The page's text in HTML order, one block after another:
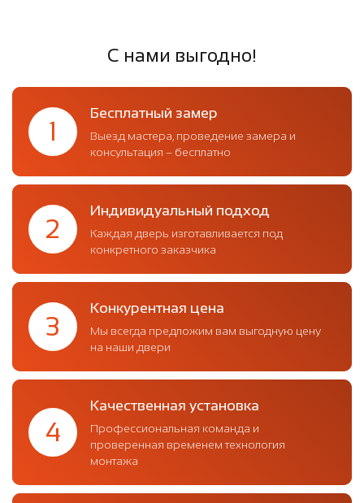
С нами выгодно!
1
Бесплатный замер
Выезд мастера, проведение замера и
консультация – бесплатно
2
Индивидуальный подход
Каждая дверь изготавливается под
конкретного заказчика
3
Конкурентная цена
Мы всегда предложим вам выгодную цену
на наши двери
4
Качественная установка
Профессиональная команда и
проверенная временем технология
монтажа